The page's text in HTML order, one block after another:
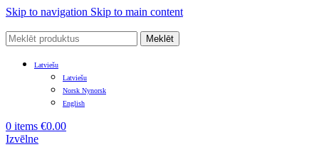
Skip to navigation Skip to main content
Meklēt
Latviešu
Latviešu
Norsk Nynorsk
English
0 items €0.00
Izvēlne